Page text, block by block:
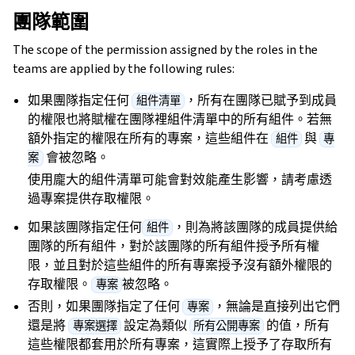
團隊範圍
The scope of the permission assigned by the roles in the
teams are applied by the following rules:
如果團隊指定任何 組件清單 ，所有在團隊已賦予到成員
的權限也將賦權在團隊裡組件清單中的所有組件。若無
額外指定的權限在所有的專案，這些組件在 組件 與 專
案 會被忽略。
使用龐大的組件清單可能會對效能產生影響，請考慮透
過專案提供存取權限。
如果該團隊指定任何 組件 ，則為將該團隊的成員提供給
團隊的所有組件，對於該團隊的所有組件授予所有權
限，並且對於這些組件的所有專案授予沒有額外權限的
存取權限。 專案 被忽略。
否則，如果團隊指定了任何 專案 ，無論是直接列出它們
還是將 專案選擇 設定為類似 所有公開專案 的值，所有
這些權限都套用於所有專案，這實際上授予了存取所有